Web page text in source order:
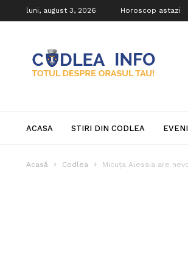
luni, august 3, 2026 Horoscop astazi
Info
ACASA STIRI DIN CODLEA
Acasă Codlea Micuța Alessia are